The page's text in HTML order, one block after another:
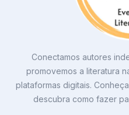
Conectamos autores
promovemos a literatura
plataformas digitais.
descubra como fazer